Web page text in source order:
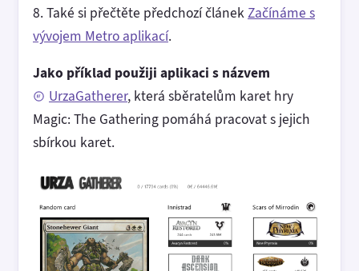
8. Také si přečtěte předchozí článekZačínáme s
vývojem Metro aplikací.
Jako příklad použiji aplikaci s názvem
UrzaGatherer, která sběratelům karet hry
Magic: The Gathering pomáhá pracovat s jejich
sbírkou karet.